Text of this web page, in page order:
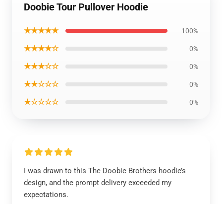
Doobie Tour Pullover Hoodie
★★★★★ 100%
★★★★☆ 0%
★★★☆☆ 0%
★★☆☆☆ 0%
★☆☆☆☆ 0%
I was drawn to this The Doobie Brothers hoodie’s
design, and the prompt delivery exceeded my
expectations.